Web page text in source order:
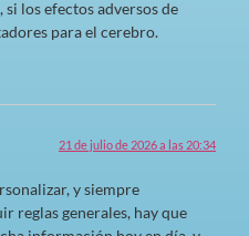
los efectos adversos de
para el cerebro.
21 de julio de 2026 a las 20:34
y siempre
reglas generales, hay que